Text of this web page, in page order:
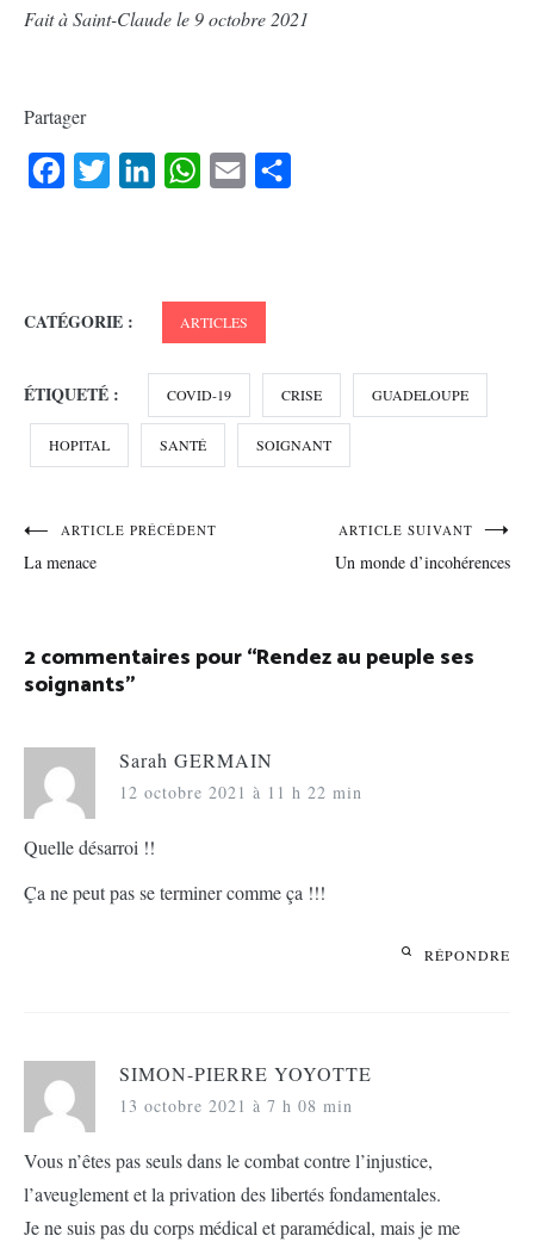
Fait à Saint-Claude le 9 octobre 2021
Partager
FacebookTwitter LinkedInWhatsApp
Email
CATÉGORIE : ARTICLES
ÉTIQUETÉ : COVID-19 CRISE GUADELOUPE
HOPITAL SANTÉ SOIGNANT
Navigation
de
ARTICLE PRÉCÉDENT
La menace
ARTICLE SUIVANT
Un monde d’incohérences
2 commentaires pour “Rendez au peuple ses
soignants”
Sarah GERMAIN
12 octobre 2021 à 11 h 22 min
Quelle désarroi !!
Ça ne peut pas se terminer comme ça !!!
RÉPONDRE
SIMON-PIERRE YOYOTTE
13 octobre 2021 à 7 h 08 min
Vous n’êtes pas seuls dans le combat contre l’injustice,
l’aveuglement et la privation des libertés fondamentales.
Je ne suis pas du corps médical et paramédical, mais je me